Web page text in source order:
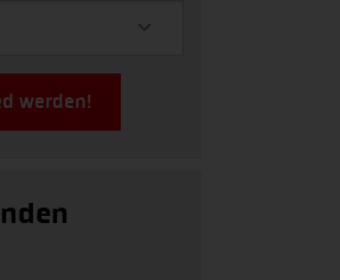
werden!